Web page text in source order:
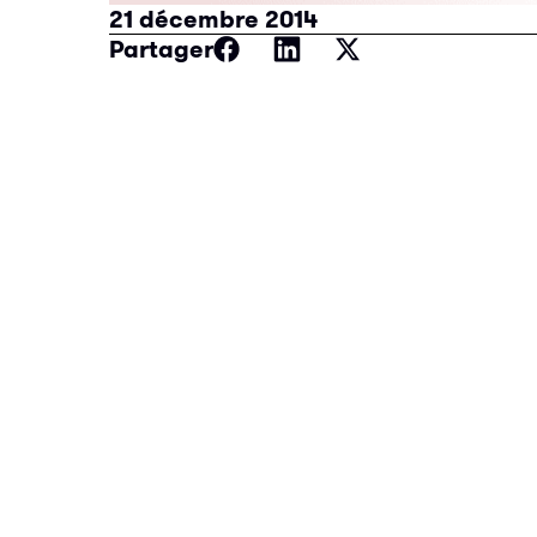
21 décembre 2014
Partager